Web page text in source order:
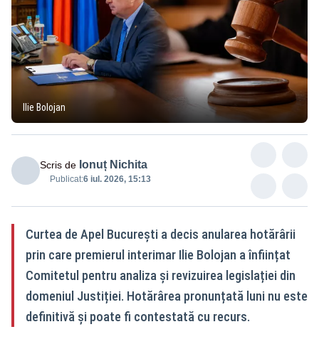
Ilie Bolojan
Scris de Ionuț Nichita
Publicat:6 iul. 2026, 15:13
Curtea de Apel București a decis anularea hotărârii
prin care premierul interimar Ilie Bolojan a înființat
Comitetul pentru analiza și revizuirea legislației din
domeniul Justiției. Hotărârea pronunțată luni nu este
definitivă și poate fi contestată cu recurs.